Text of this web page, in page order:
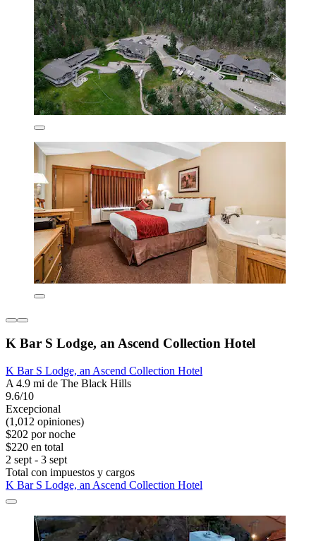
K Bar S Lodge, an Ascend Collection Hotel
K Bar S Lodge, an Ascend Collection Hotel
A 4.9 mi de The Black Hills
9.6/10
Excepcional
(1,012 opiniones)
$202 por noche
$220 en total
2 sept - 3 sept
Total con impuestos y cargos
K Bar S Lodge, an Ascend Collection Hotel